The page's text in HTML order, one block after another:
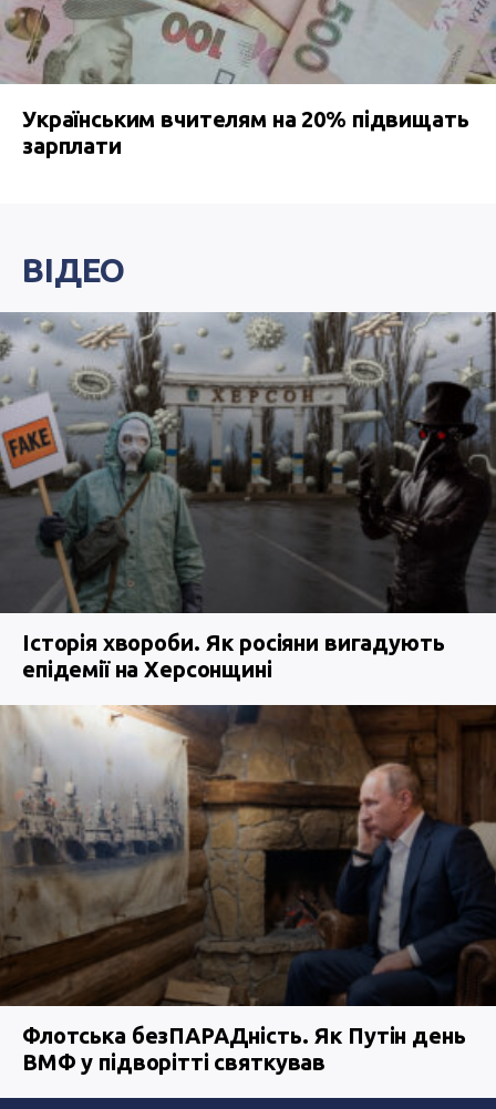
Українським вчителям на 20% підвищать
зарплати
ВІДЕО
Історія хвороби. Як росіяни вигадують
епідемії на Херсонщині
Флотська безПАРАДність. Як Путін день
ВМФ у підворітті святкував